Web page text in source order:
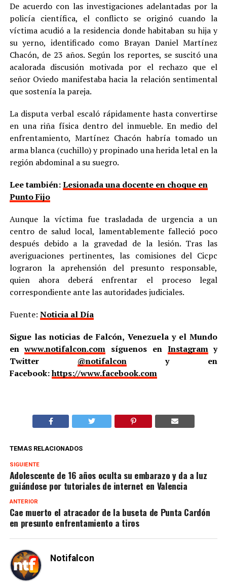
De acuerdo con las investigaciones adelantadas por la
policía científica, el conflicto se originó cuando la
víctima acudió a la residencia donde habitaban su hija y
su yerno, identificado como Brayan Daniel Martínez
Chacón, de 23 años. Según los reportes, se suscitó una
acalorada discusión motivada por el rechazo que el
señor Oviedo manifestaba hacia la relación sentimental
que sostenía la pareja.
La disputa verbal escaló rápidamente hasta convertirse
en una riña física dentro del inmueble. En medio del
enfrentamiento, Martínez Chacón habría tomado un
arma blanca (cuchillo) y propinado una herida letal en la
región abdominal a su suegro.
Lee también:Lesionada una docente en choque en
Punto Fijo
Aunque la víctima fue trasladada de urgencia a un
centro de salud local, lamentablemente falleció poco
después debido a la gravedad de la lesión. Tras las
averiguaciones pertinentes, las comisiones del Cicpc
lograron la aprehensión del presunto responsable,
quien ahora deberá enfrentar el proceso legal
correspondiente ante las autoridades judiciales.
Fuente: Noticia al Día
Sigue las noticias de Falcón, Venezuela y el Mundo
enwww.notifalcon.com síguenos en Instagramy
Twitter @notifalcony en
Facebook:https://www.facebook.com
TEMAS RELACIONADOS
SIGUIENTE
Adolescente de 16 años oculta su embarazo y da a luz
guiándose por tutoriales de internet en Valencia
ANTERIOR
Cae muerto el atracador de la buseta de Punta Cardón
en presunto enfrentamiento a tiros
Notifalcon